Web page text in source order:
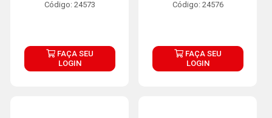
Código: 24573
FAÇA SEU
LOGIN
Código: 24576
FAÇA SEU
LOGIN